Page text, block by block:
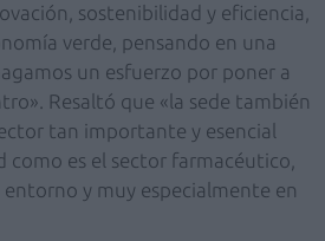
sostenibilidad y eficiencia,
verde, pensando en una
un esfuerzo por poner a
Resaltó que «la sede también
tan importante y esencial
como es el sector farmacéutico,
y muy especialmente en